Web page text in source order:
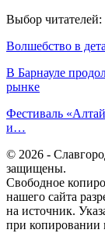
Выбор читателей:
Волшебство в
В Барнауле
рынке
Фестиваль
и…
© 2026 -
защищены.
Свободное
нашего сайта
на источник.
при копировании